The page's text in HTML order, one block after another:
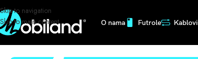
Skip to navigation
Skip to main content
O nama Futrole Kablovi
Početna/Slušalice/DEVIA SLUŠALICE METAL IN-EAR 05294